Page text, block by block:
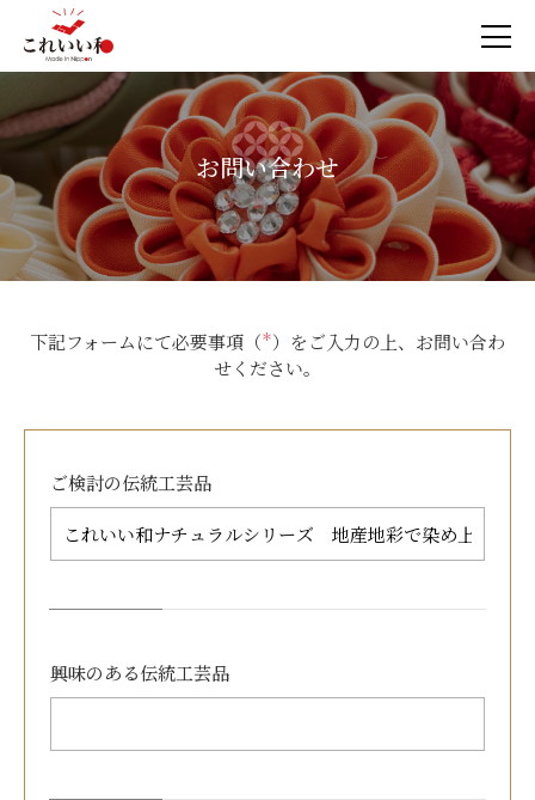
お問い合わせ
下記フォームにて必要事項（＊）をご入力の上、お問い合わ
せください。
ご検討の伝統工芸品
興味のある伝統工芸品